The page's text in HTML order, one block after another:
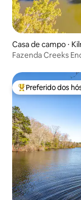
Casa de campo ⋅
Fazenda Creeks
Entre os melhores
Preferido dos